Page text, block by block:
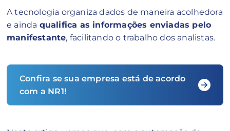
A tecnologia organiza dados de maneira acolhedora
e ainda qualifica as informações enviadas pelo
manifestante, facilitando o trabalho dos analistas.
Confira se sua empresa está de acordo
com a NR1!